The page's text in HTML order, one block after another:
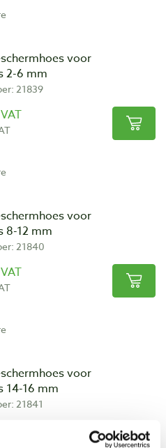
voor
2-6 mm
21839
voor
8-12 mm
21840
voor
14-16 mm
21841